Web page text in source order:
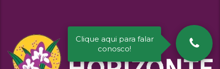
Clique aqui para falar
conosco!